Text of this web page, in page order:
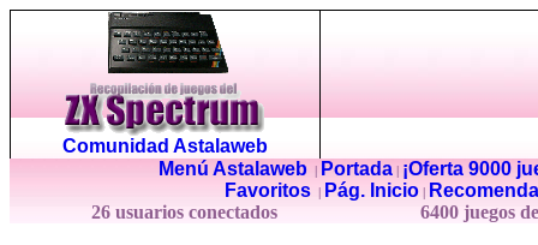
Comunidad Astalaweb
Menú Astalaweb| Portada|
¡Oferta 9000
Favoritos
Pág. Inicio
26 usuarios conectados
6400 juegos